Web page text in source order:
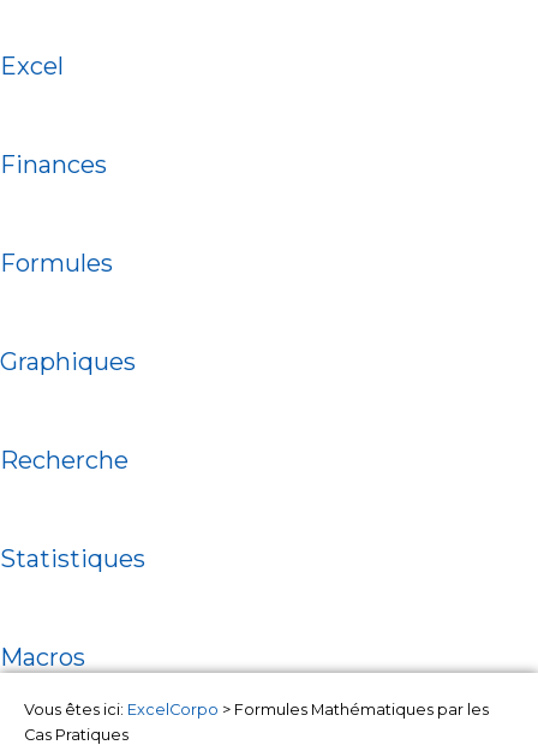
Excel
Finances
Formules
Graphiques
Recherche
Statistiques
Macros
Vous êtes ici: ExcelCorpo > Formules Mathématiques par les
Cas Pratiques